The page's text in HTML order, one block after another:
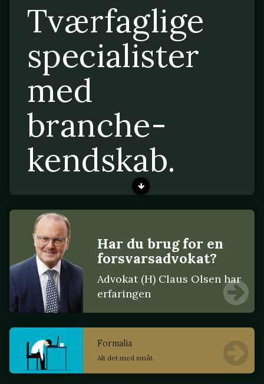
Tværfaglige
specialister
med
branche-
kendskab.
Har du brug for en
forsvarsadvokat?
Advokat (H) Claus Olsen har
erfaringen
Formalia
Alt det med småt.